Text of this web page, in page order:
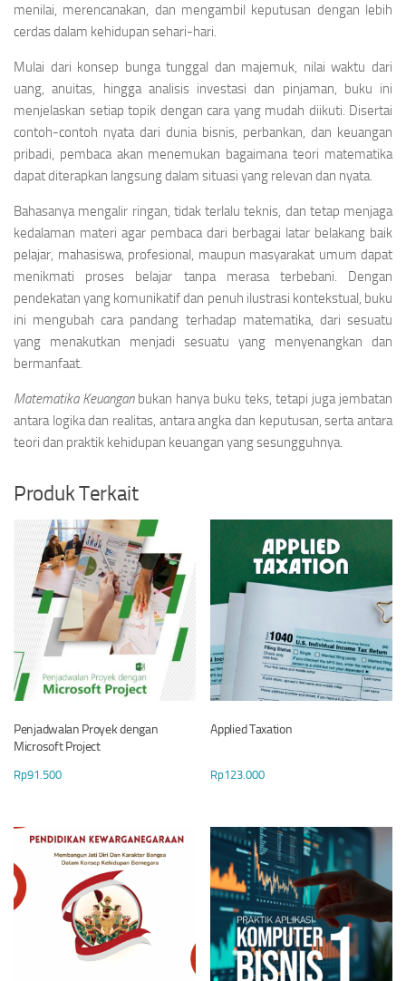
menilai, merencanakan, dan mengambil keputusan dengan lebih
cerdas dalam kehidupan sehari-hari.
Mulai dari konsep bunga tunggal dan majemuk, nilai waktu dari
uang, anuitas, hingga analisis investasi dan pinjaman, buku ini
menjelaskan setiap topik dengan cara yang mudah diikuti. Disertai
contoh-contoh nyata dari dunia bisnis, perbankan, dan keuangan
pribadi, pembaca akan menemukan bagaimana teori matematika
dapat diterapkan langsung dalam situasi yang relevan dan nyata.
Bahasanya mengalir ringan, tidak terlalu teknis, dan tetap menjaga
kedalaman materi agar pembaca dari berbagai latar belakang baik
pelajar, mahasiswa, profesional, maupun masyarakat umum dapat
menikmati proses belajar tanpa merasa terbebani. Dengan
pendekatan yang komunikatif dan penuh ilustrasi kontekstual, buku
ini mengubah cara pandang terhadap matematika, dari sesuatu
yang menakutkan menjadi sesuatu yang menyenangkan dan
bermanfaat.
Matematika Keuanganbukan hanya buku teks, tetapi juga jembatan
antara logika dan realitas, antara angka dan keputusan, serta antara
teori dan praktik kehidupan keuangan yang sesungguhnya.
Produk Terkait
Penjadwalan Proyek dengan
Microsoft Project
Rp91.500
Applied Taxation
Rp123.000